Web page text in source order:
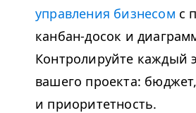
управления бизнесом с
канбан-досок и
Контролируйте каждый
вашего проекта:
и приоритетность.